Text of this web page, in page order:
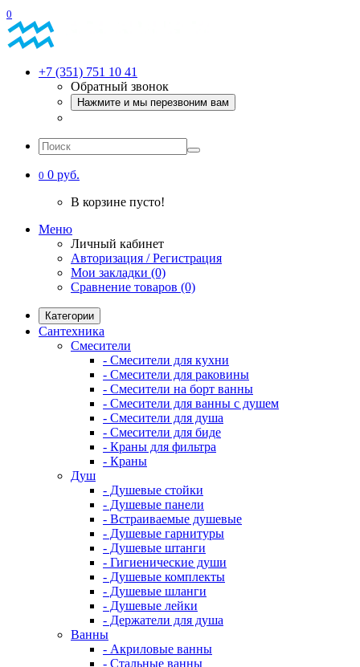
0
+7 (351) 751 10 41
Обратный звонок
Нажмите и мы перезвоним вам
0 0 руб.
В корзине пусто!
Меню
Личный кабинет
Авторизация / Регистрация
Мои закладки (0)
Сравнение товаров (0)
Категории
Сантехника
Смесители
- Смесители для кухни
- Смесители для раковины
- Смесители на борт ванны
- Смесители для ванны с душем
- Смесители для душа
- Смесители для биде
- Краны для фильтра
- Краны
Душ
- Душевые стойки
- Душевые панели
- Встраиваемые душевые
- Душевые гарнитуры
- Душевые штанги
- Гигиенические души
- Душевые комплекты
- Душевые шланги
- Душевые лейки
- Держатели для душа
Ванны
- Акриловые ванны
- Стальные ванны